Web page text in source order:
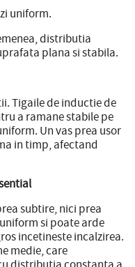
uniform.
distributia
plana si stabila.
Tigaile de inductie de
a ramane stabile pe
Un vas prea usor
in timp, afectand
subtire, nici prea
si poate arde
incetineste incalzirea.
medie, care